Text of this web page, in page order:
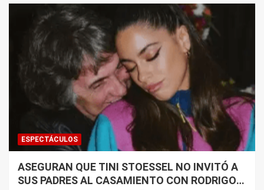
ESPECTÁCULOS
ASEGURAN QUE TINI STOESSEL NO INVITÓ A
SUS PADRES AL CASAMIENTO CON RODRIGO